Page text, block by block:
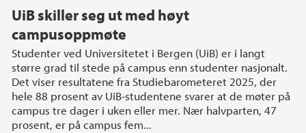
UiB skiller seg ut med høyt
campusoppmøte
Studenter ved Universitetet i Bergen (UiB) er i langt
større grad til stede på campus enn studenter nasjonalt.
Det viser resultatene fra Studiebarometeret 2025, der
hele 88 prosent av UiB-studentene svarer at de møter på
campus tre dager i uken eller mer. Nær halvparten, 47
prosent, er på campus fem...